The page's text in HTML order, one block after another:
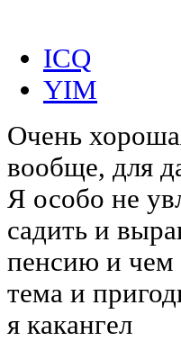
ICQ
YIM
Очень
вообще, для
Я особо не
садить и
пенсию и чем
тема и
я какангел